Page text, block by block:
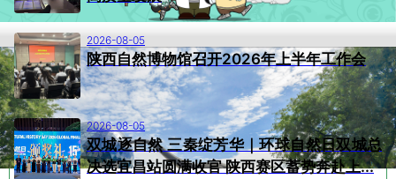
2026-08-05
陕西自然博物馆召开2026年上半年工作会
2026-08-05
双城逐自然 三秦绽芳华｜环球自然日双城总
决选宜昌站圆满收官 陕西赛区蓄势奔赴上...